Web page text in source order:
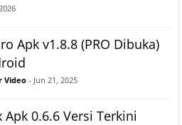
Apk v1.8.8 (PRO Dibuka)
Video- Jun 21, 2025
0.6.6 Versi Terkini